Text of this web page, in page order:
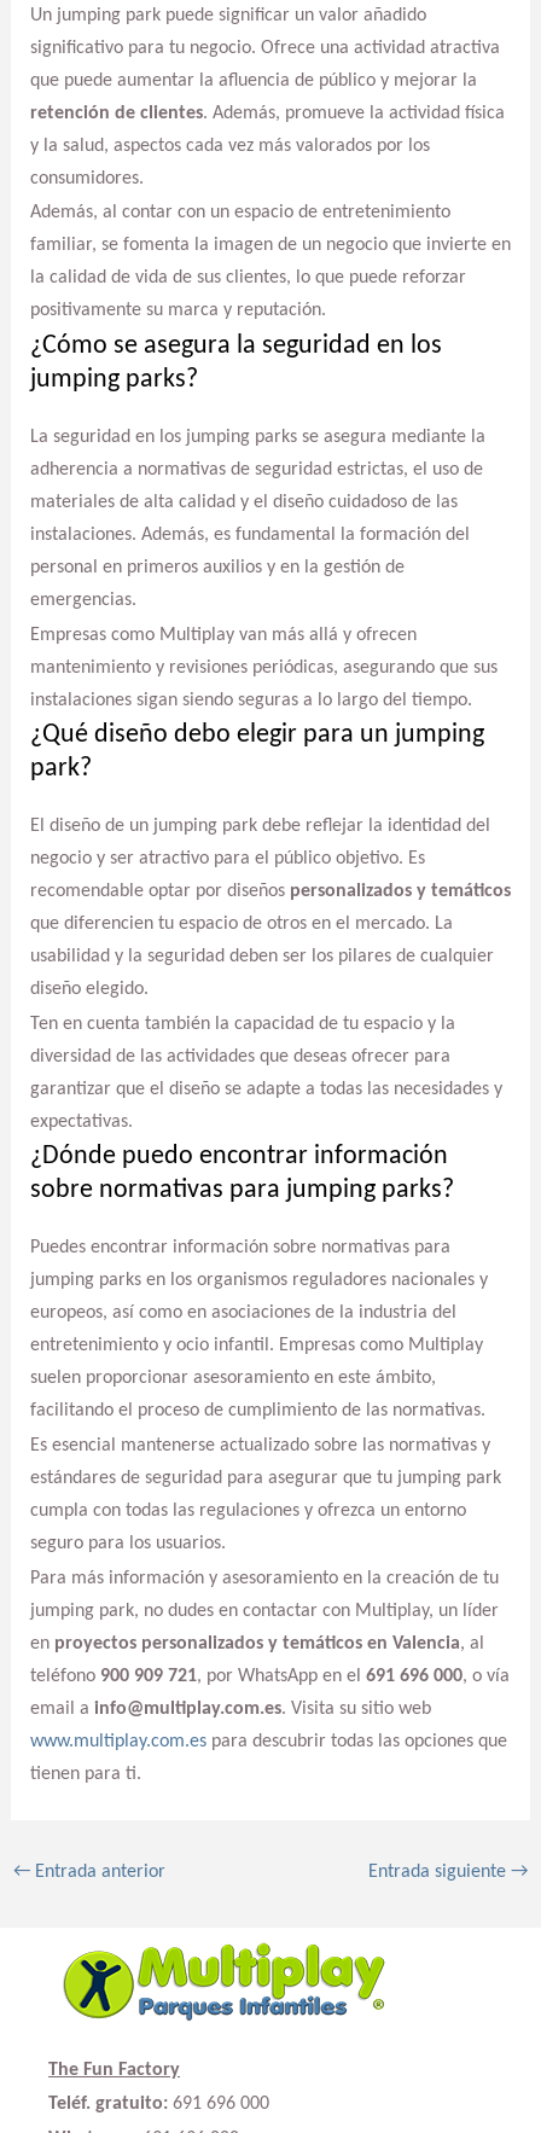
Un jumping park puede significar un valor añadido
significativo para tu negocio. Ofrece una actividad atractiva
que puede aumentar la afluencia de público y mejorar la
retención de clientes. Además, promueve la actividad física
y la salud, aspectos cada vez más valorados por los
consumidores.
Además, al contar con un espacio de entretenimiento
familiar, se fomenta la imagen de un negocio que invierte en
la calidad de vida de sus clientes, lo que puede reforzar
positivamente su marca y reputación.
¿Cómo se asegura la seguridad en los
jumping parks?
La seguridad en los jumping parks se asegura mediante la
adherencia a normativas de seguridad estrictas, el uso de
materiales de alta calidad y el diseño cuidadoso de las
instalaciones. Además, es fundamental la formación del
personal en primeros auxilios y en la gestión de
emergencias.
Empresas como Multiplay van más allá y ofrecen
mantenimiento y revisiones periódicas, asegurando que sus
instalaciones sigan siendo seguras a lo largo del tiempo.
¿Qué diseño debo elegir para un jumping
park?
El diseño de un jumping park debe reflejar la identidad del
negocio y ser atractivo para el público objetivo. Es
recomendable optar por diseños personalizados y temáticos
que diferencien tu espacio de otros en el mercado. La
usabilidad y la seguridad deben ser los pilares de cualquier
diseño elegido.
Ten en cuenta también la capacidad de tu espacio y la
diversidad de las actividades que deseas ofrecer para
garantizar que el diseño se adapte a todas las necesidades y
expectativas.
¿Dónde puedo encontrar información
sobre normativas para jumping parks?
Puedes encontrar información sobre normativas para
jumping parks en los organismos reguladores nacionales y
europeos, así como en asociaciones de la industria del
entretenimiento y ocio infantil. Empresas como Multiplay
suelen proporcionar asesoramiento en este ámbito,
facilitando el proceso de cumplimiento de las normativas.
Es esencial mantenerse actualizado sobre las normativas y
estándares de seguridad para asegurar que tu jumping park
cumpla con todas las regulaciones y ofrezca un entorno
seguro para los usuarios.
Para más información y asesoramiento en la creación de tu
jumping park, no dudes en contactar con Multiplay, un líder
en proyectos personalizados y temáticos en Valencia, al
teléfono 900 909 721, por WhatsApp en el 691 696 000, o vía
email a info@multiplay.com.es. Visita su sitio web
www.multiplay.com.espara descubrir todas las opciones que
tienen para ti.
←Entrada anterior Entrada siguiente→
The Fun Factory
Teléf. gratuito: 691 696 000